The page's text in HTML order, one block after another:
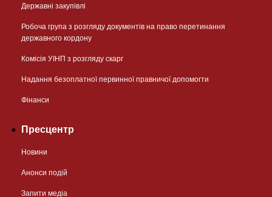
Державні закупівлі
Робоча група з розгляду документів на право перетинання
державного кордону
Комісія УІНП з розгляду скарг
Надання безоплатної первинної правничої допомогти
Фінанси
Пресцентр
Новини
Анонси подій
Запити медіа